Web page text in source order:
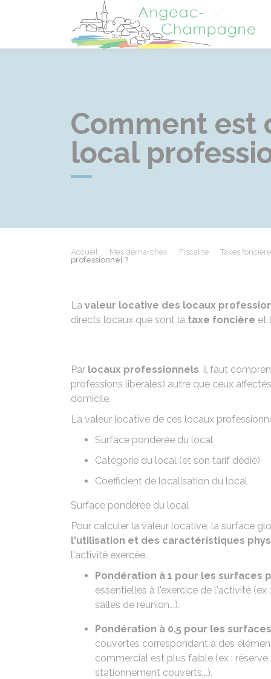
Comment est
local
Accueil Mes démarches Fiscalité Taxes
professionnel ?
La valeur locative des locaux
directs locaux que sont la taxe foncière et
Par locaux professionnels, il faut
professions libérales) autre que ceux
domicile.
La valeur locative de ces locaux
Surface pondérée du local
Catégorie du local (et son tarif dédié)
Coefficient de localisation du local
Surface pondérée du local
Pour calculer la valeur locative, la surface
l'utilisation et des caractéristiques
l'activité exercée.
Pondération à 1 pour les surfaces
essentielles à l'exercice de l'activité
salles de réunion...).
Pondération à 0,5 pour les
couvertes correspondant à des
commercial est plus faible (ex :
stationnement couverts...).